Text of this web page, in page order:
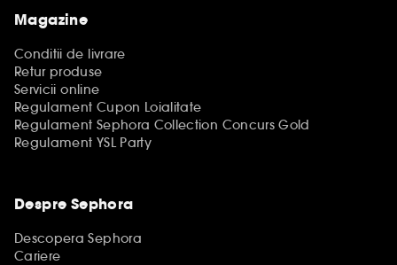
Magazine
Conditii de livrare
Retur produse
Servicii online
Regulament Cupon Loialitate
Regulament Sephora Collection Concurs Gold
Regulament YSL Party
Despre Sephora
Descopera Sephora
Cariere